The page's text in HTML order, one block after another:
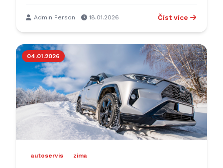
Admin Person 18.01.2026 Číst více
04.01.2026
autoservis zima